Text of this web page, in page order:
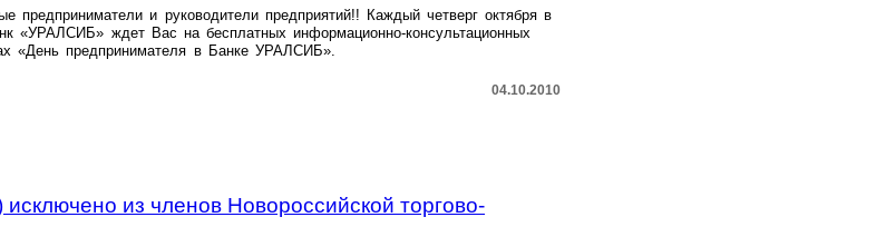
предприниматели и руководители предприятий!! Каждый четверг октября в
«УРАЛСИБ» ждет Вас на бесплатных информационно-консультационных
«День предпринимателя в Банке УРАЛСИБ».
04.10.2010
из членов Новороссийской торгово-